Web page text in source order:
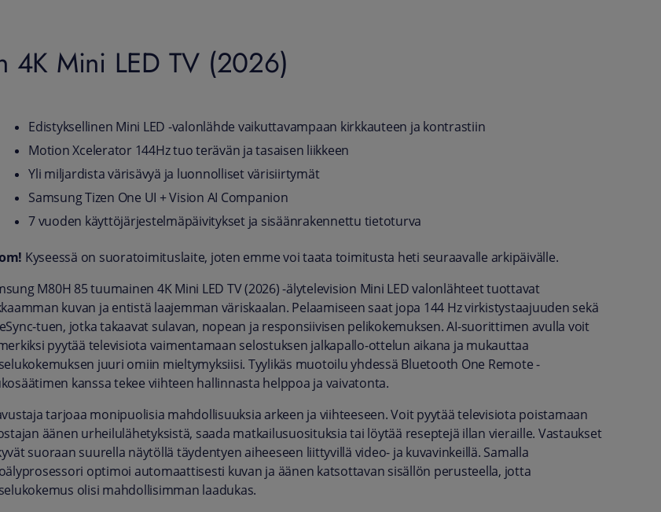
4K Mini LED TV (2026)
Edistyksellinen Mini LED -valonlähde vaikuttavampaan kirkkauteen ja kontrastiin
Motion Xcelerator 144Hz tuo terävän ja tasaisen liikkeen
Yli miljardista värisävyä ja luonnolliset värisiirtymät
Samsung Tizen One UI + Vision AI Companion
7 vuoden käyttöjärjestelmäpäivitykset ja sisäänrakennettu tietoturva
Kyseessä on suoratoimituslaite, joten emme voi taata toimitusta heti seuraavalle arkipäivälle.
M80H 85 tuumainen 4K Mini LED TV (2026) -älytelevision Mini LED valonlähteet tuottavat
kuvan ja entistä laajemman väriskaalan. Pelaamiseen saat jopa 144 Hz virkistystaajuuden sekä
tuen, jotka takaavat sulavan, nopean ja responsiivisen pelikokemuksen. AI-suorittimen avulla voit
pyytää televisiota vaimentamaan selostuksen jalkapallo-ottelun aikana ja mukauttaa
juuri omiin mieltymyksiisi. Tyylikäs muotoilu yhdessä Bluetooth One Remote -
kanssa tekee viihteen hallinnasta helppoa ja vaivatonta.
tarjoaa monipuolisia mahdollisuuksia arkeen ja viihteeseen. Voit pyytää televisiota poistamaan
äänen urheilulähetyksistä, saada matkailusuosituksia tai löytää reseptejä illan vieraille. Vastaukset
suoraan suurella näytöllä täydentyen aiheeseen liittyvillä video- ja kuvavinkeillä. Samalla
optimoi automaattisesti kuvan ja äänen katsottavan sisällön perusteella, jotta
olisi mahdollisimman laadukas.